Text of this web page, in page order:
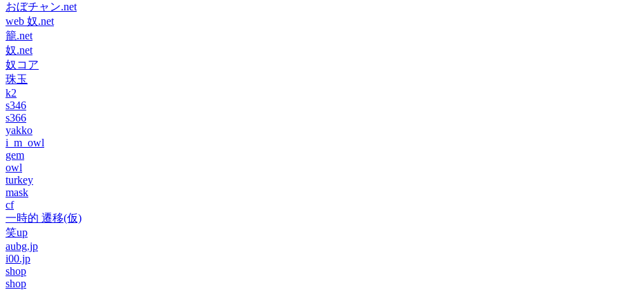
おぼチャン.net
web 奴.net
籠.net
奴.net
奴コア
珠玉
k2
s346
s366
yakko
i_m_owl
gem
owl
turkey
mask
cf
一時的 遷移(仮)
笑up
aubg.jp
i00.jp
shop
shop